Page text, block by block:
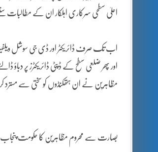
اعلیٰ سطحی سرکاری اہلکار ان کے مطالبات
اب تک صرف ڈائریکٹر اور ڈی جی سوشل ویلفیئر
اور پھر ضلعی سطح کے ڈپٹی ڈائریکٹرز پر دباؤ
مظاہرین نے ان ہتھکنڈوں کو سختی سے
بصارت سے محروم مظاہرین کا حکومت